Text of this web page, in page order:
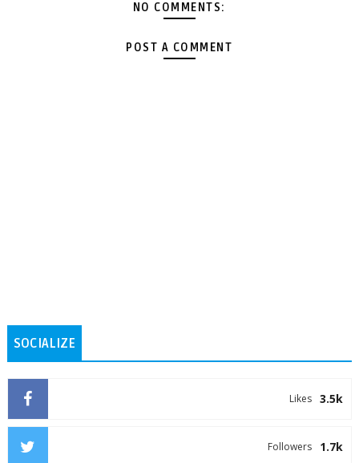
NO COMMENTS:
POST A COMMENT
SOCIALIZE
3.5k
Likes
1.7k
Followers